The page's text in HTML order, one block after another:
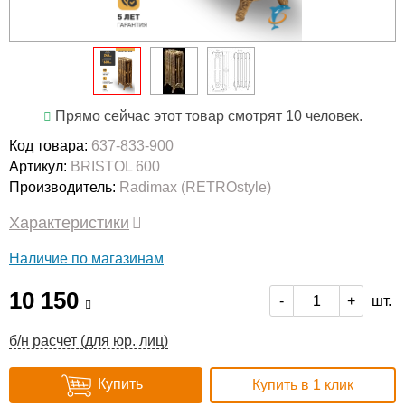
Прямо сейчас этот товар смотрят 10 человек.
Код товара: 637-833-900
Артикул: BRISTOL 600
Производитель: Radimax (RETROstyle)
Характеристики
Наличие по магазинам
10 150 - + шт.
б/н расчет (для юр. лиц)
Купить Купить в 1 клик